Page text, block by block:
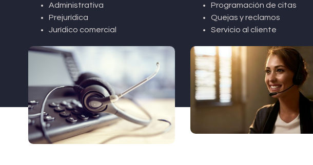
Administrativa
Prejurídica
Jurídico comercial
Programación de citas
Quejas y reclamos
Servicio al cliente